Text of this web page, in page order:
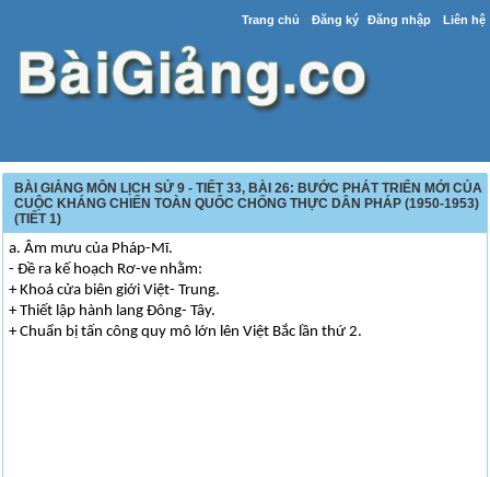
Trang chủ Đăng ký Đăng nhập Liên hệ
BÀI GIẢNG MÔN LỊCH SỬ 9 - TIẾT 33, BÀI 26: BƯỚC PHÁT TRIỂN MỚI CỦA
CUỘC KHÁNG CHIẾN TOÀN QUỐC CHỐNG THỰC DÂN PHÁP (1950-1953)
(TIẾT 1)
a. Âm mưu của Pháp-Mĩ.
- Đề ra kế hoạch Rơ-ve nhằm:
+ Khoá cửa biên giới Việt- Trung.
+ Thiết lập hành lang Đông- Tây.
+ Chuẩn bị tấn công quy mô lớn lên Việt Bắc lần thứ 2.